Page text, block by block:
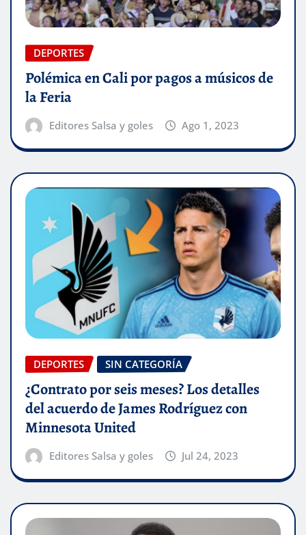
DEPORTES
Polémica en Cali por pagos a músicos de
la Feria
Editores Salsa y goles Ago 1, 2023
DEPORTES SIN CATEGORÍA
¿Contrato por seis meses? Los detalles
del acuerdo de James Rodríguez con
Minnesota United
Editores Salsa y goles Jul 24, 2023